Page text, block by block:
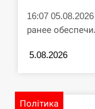
16:07
ранее
5.08.2026
Політика